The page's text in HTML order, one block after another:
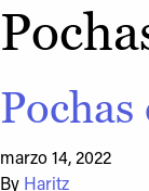
marzo 14, 2022
By Haritz